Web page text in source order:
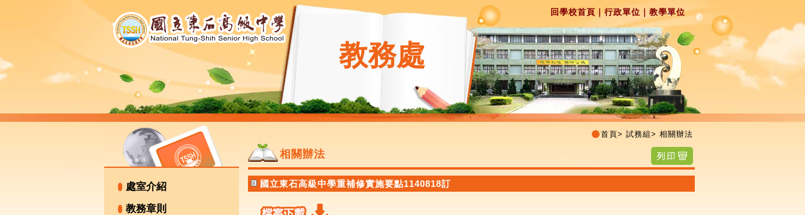
教務處
回學校首頁 ｜行政單位 教學單位
處室介紹
教務章則
首頁> 試務組 > 相關辦法
相關辦法
國立東石高級中學重補修實施要點1140818訂